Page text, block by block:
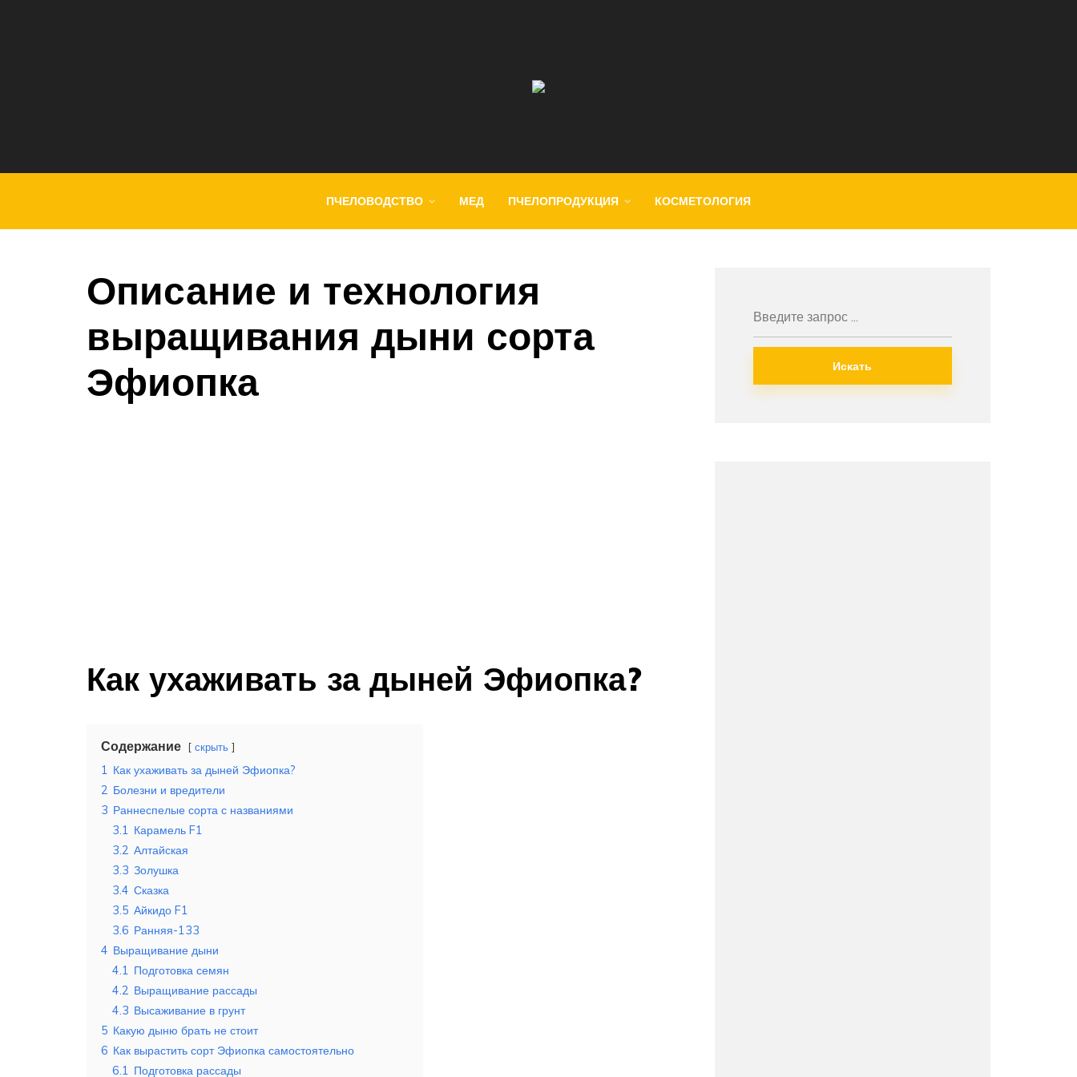
ПЧЕЛОВОДСТВО МЕД ПЧЕЛОПРОДУКЦИЯ КОСМЕТОЛОГИЯ
Описание и технология
выращивания дыни сорта
Эфиопка
Как ухаживать за дыней Эфиопка?
Содержание скрыть
1 Как ухаживать за дыней Эфиопка?
2 Болезни и вредители
3 Раннеспелые сорта с названиями
3.1 Карамель F1
3.2 Алтайская
3.3 Золушка
3.4 Сказка
3.5 Айкидо F1
3.6 Ранняя-133
4 Выращивание дыни
4.1 Подготовка семян
4.2 Выращивание рассады
4.3 Высаживание в грунт
5 Какую дыню брать не стоит
6 Как вырастить сорт Эфиопка самостоятельно
6.1 Подготовка рассады
Искать